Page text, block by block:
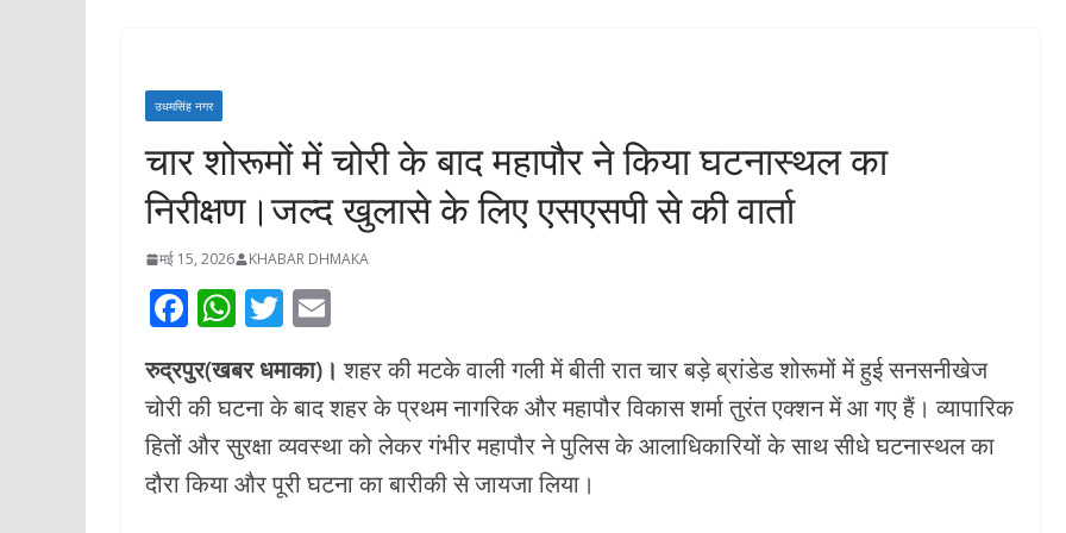
उधमसिंह नगर
चार शोरूमों में चोरी के बाद महापौर ने किया घटनास्थल का
निरीक्षण।जल्द खुलासे के लिए एसएसपी से की वार्ता
मई 15, 2026 KHABAR DHMAKA
F
e
b
o
o
W
at
s
A
p
T
itt
er
ai
l
रुद्रपुर(खबर धमाका)। शहर की मटके वाली गली में बीती रात चार बड़े ब्रांडेड शोरूमों में हुई सनसनीखेज
चोरी की घटना के बाद शहर के प्रथम नागरिक और महापौर विकास शर्मा तुरंत एक्शन में आ गए हैं। व्यापारिक
हितों और सुरक्षा व्यवस्था को लेकर गंभीर महापौर ने पुलिस के आलाधिकारियों के साथ सीधे घटनास्थल का
दौरा किया और पूरी घटना का बारीकी से जायजा लिया।
अगस्त 5, 2026 KHABAR DHMAKA